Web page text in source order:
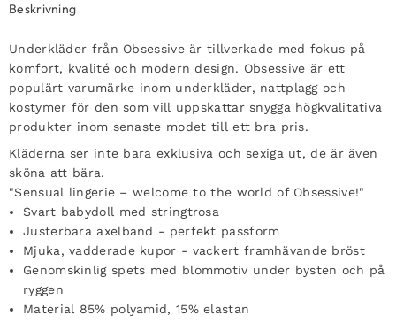
Beskrivning
Underkläder från Obsessive är tillverkade med fokus på
komfort, kvalité och modern design. Obsessive är ett
populärt varumärke inom underkläder, nattplagg och
kostymer för den som vill uppskattar snygga högkvalitativa
produkter inom senaste modet till ett bra pris.
Kläderna ser inte bara exklusiva och sexiga ut, de är även
sköna att bära.
"Sensual lingerie – welcome to the world of Obsessive!"
Svart babydoll med stringtrosa
Justerbara axelband - perfekt passform
Mjuka, vadderade kupor - vackert framhävande bröst
Genomskinlig spets med blommotiv under bysten och på
ryggen
Material 85% polyamid, 15% elastan